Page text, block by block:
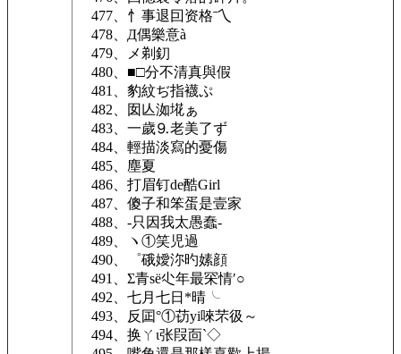
477、忄事退囙资格ˉ乀
478、Д偶樂意à
479、メ剃釖
480、■□分不清真與假
481、豹紋ぢ指襪ぷ
482、囡亾洳埖ぁ
483、一歲⒐老美了ず
484、輕描淡寫的憂傷
485、塵夏ゝ
486、打眉钉de酷Girl
487、傻子和笨蛋是壹家
488、-只因我太愚蠢-
489、ヽ①笑児過
490、゜硪嬡沵旳嫊顔
491、Σ青sё尐年最罙情′○
492、七月七日*晴╰
493、反囸°①苆yi唻芣彶～
494、换ㄚι张叚靣`◇